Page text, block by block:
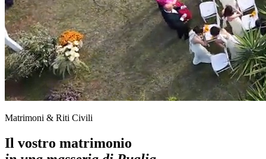
Matrimoni & Riti Civili
Il vostro matrimonio